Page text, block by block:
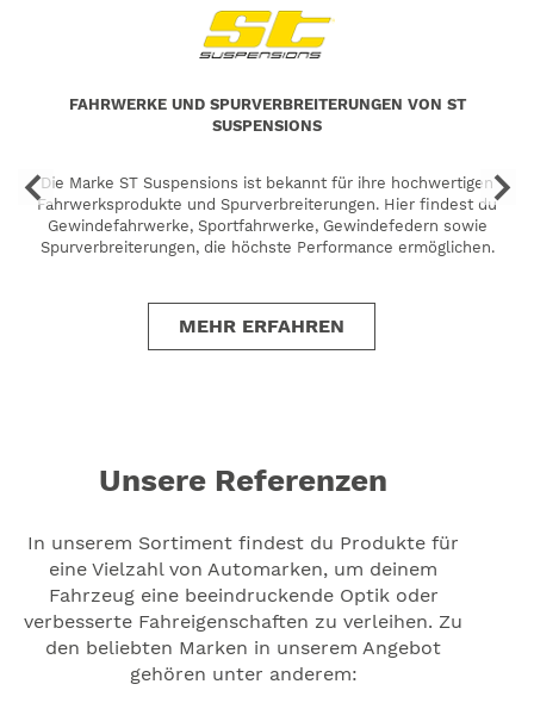
FAHRWERKE UND SPURVERBREITERUNGEN VON ST
SUSPENSIONS
Die Marke ST Suspensions ist bekannt für ihre hochwertigen
Fahrwerksprodukte und Spurverbreiterungen. Hier findest du
Gewindefahrwerke, Sportfahrwerke, Gewindefedern sowie
Spurverbreiterungen, die höchste Performance ermöglichen.
MEHR ERFAHREN
Unsere Referenzen
In unserem Sortiment findest du Produkte für
eine Vielzahl von Automarken, um deinem
Fahrzeug eine beeindruckende Optik oder
verbesserte Fahreigenschaften zu verleihen. Zu
den beliebten Marken in unserem Angebot
gehören unter anderem: